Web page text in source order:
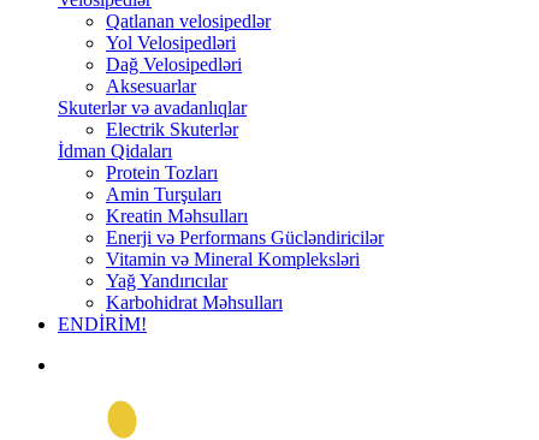
Qatlanan velosipedlər
Yol Velosipedləri
Dağ Velosipedləri
Aksesuarlar
Skuterlər və avadanlıqlar
Electrik Skuterlər
İdman Qidaları
Protein Tozları
Amin Turşuları
Kreatin Məhsulları
Enerji və Performans Gücləndiricilər
Vitamin və Mineral Kompleksləri
Yağ Yandırıcılar
Karbohidrat Məhsulları
ENDİRİM!